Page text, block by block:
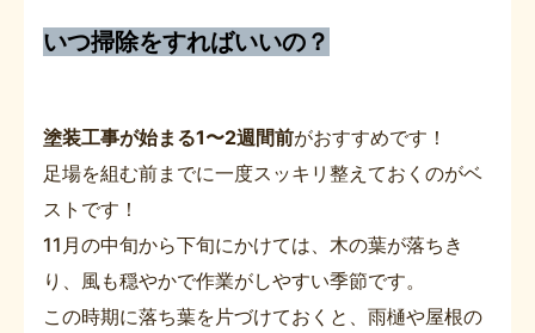
いつ掃除をすればいいの？
塗装工事が始まる1〜2週間前がおすすめです！
足場を組む前までに一度スッキリ整えておくのがベ
ストです！
11月の中旬から下旬にかけては、木の葉が落ちき
り、風も穏やかで作業がしやすい季節です。
この時期に落ち葉を片づけておくと、雨樋や屋根の